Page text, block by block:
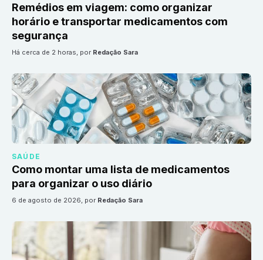
Remédios em viagem: como organizar
horário e transportar medicamentos com
segurança
há cerca de 2 horas, por Redação Sara
SAÚDE
Como montar uma lista de medicamentos
para organizar o uso diário
6 de agosto de 2026, por Redação Sara